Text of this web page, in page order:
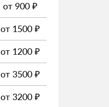
от 900 ₽
от 1500 ₽
от 1200 ₽
от 3500 ₽
от 3200 ₽